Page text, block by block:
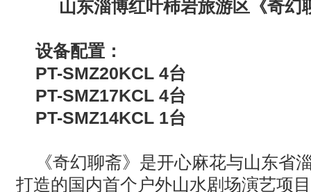
山东淄博红叶柿岩旅游区《奇幻
设备配置：
PT-SMZ20KCL 4台
PT-SMZ17KCL 4台
PT-SMZ14KCL 1台
《奇幻聊斋》是开心麻花与山东省
打造的国内首个户外山水剧场演艺项